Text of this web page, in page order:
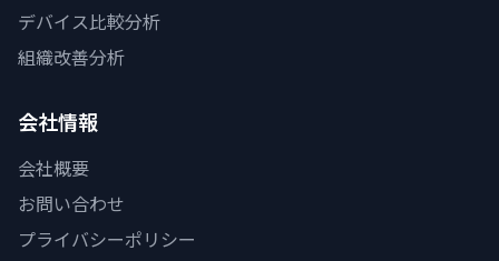
デバイス比較分析
組織改善分析
会社情報
会社概要
お問い合わせ
プライバシーポリシー